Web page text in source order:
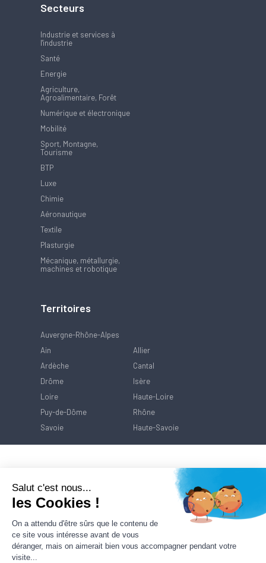
Secteurs
Industrie et services à
l'industrie
Santé
Energie
Agriculture,
Agroalimentaire, Forêt
Numérique et électronique
Mobilité
Sport, Montagne,
Tourisme
BTP
Luxe
Chimie
Aéronautique
Textile
Plasturgie
Mécanique, métallurgie,
machines et robotique
Territoires
Auvergne-Rhône-Alpes
Ain
Allier
Ardèche
Cantal
Drôme
Isère
Loire
Haute-Loire
Puy-de-Dôme
Rhône
Savoie
Haute-Savoie
Salut c'est nous...
les Cookies !
On a attendu d'être sûrs que le contenu de
ce site vous intéresse avant de vous
déranger, mais on aimerait bien vous accompagner pendant votre
visite...